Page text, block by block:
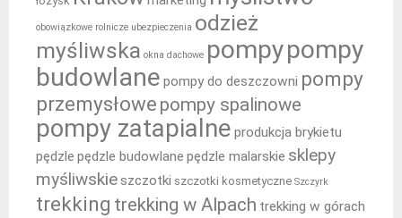
obowiązkowe rolnicze ubezpieczenia odzież
myśliwska okna dachowe pompypompy
budowlane pompy do deszczowni pompy
przemysłowe pompy spalinowe
pompy zatapialne produkcja brykietu
pędzle pędzle budowlane pędzle malarskie sklepy
myśliwskieszczotki szczotki kosmetyczne Szczyrk
trekking trekking w Alpach trekking w górach